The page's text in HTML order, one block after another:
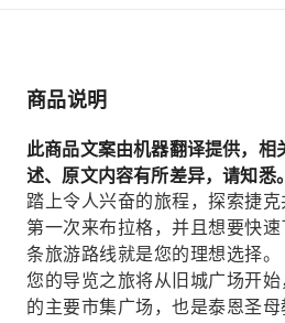
商品说明
此商品文案由机器翻译提供，相
述、原文内容有所差异，请知悉。
踏上令人兴奋的旅程，探索捷
第一次来布拉格，并且想要快
条旅游路线就是您的理想选择。
您的导览之旅将从旧城广场开
的主要市集广场，也是泰恩圣